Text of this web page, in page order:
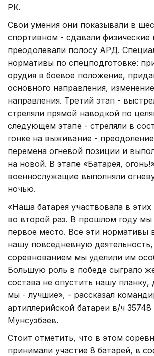
РК.
Свои умения они показывали в
спортивном - сдавали
преодолевали полосу АРД.
нормативы по спецподготовке:
орудия в боевое положение,
основного направления,
направления. Третий этап -
стреляли прямой наводкой по
следующем этапе - стреляли в
гонке на выживание -
перемена огневой позиции и
на новой. В этапе «Батарея,
военнослужащие выполняли
ночью.
«Наша батарея участвовала в
во второй раз. В прошлом году мы
первое место. Все эти нормативы
нашу повседневную
соревнованием мы уделили им
Большую роль в победе сыграло
состава не опустить нашу планку,
мы - лучшие», - рассказал
артиллерийской батареи в/ч
Мунсузбаев.
Стоит отметить, что в этом
принимали участие 8 батарей, в